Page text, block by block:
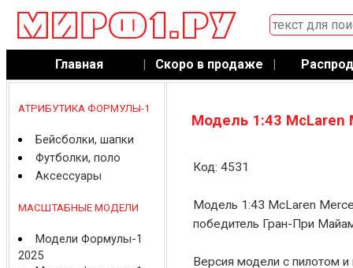
Главная | Скоро в продаже |
АТРИБУТИКА ФОРМУЛЫ-1
Бейсболки, шапки
Футболки, поло
Аксессуары
МАСШТАБНЫЕ МОДЕЛИ
Модели Формулы-1
2025
Модель 1:43 McLaren
Код: 4531
Модель 1:43 McLaren
победитель Гран-При
Версия модели с пилотом и